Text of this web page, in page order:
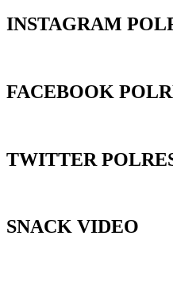
INSTAGRAM
FACEBOOK
TWITTER
SNACK VIDEO